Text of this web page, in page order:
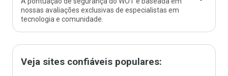
nossas avaliações exclusivas de especialistas em
tecnologia e comunidade.
Veja sites confiáveis populares: